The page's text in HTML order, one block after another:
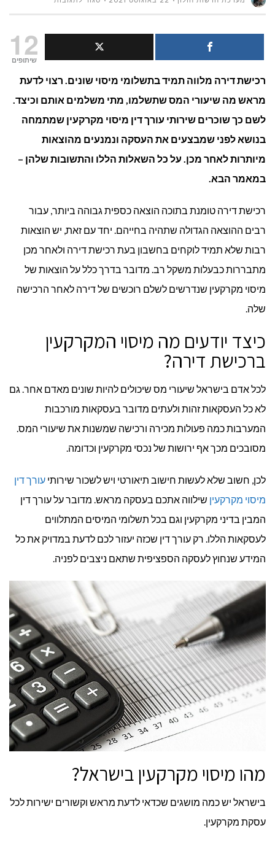
המיסים
המוטלים
12
שיתופים
רכישת דירה מלווה תמיד בתשלומי מיסוי שונים. רצוי לדעת
מראש מה שיעורי המס שתשלמו, מתי משלמים אותם וכיצד.
לשם כך שוכרים שירותי עורך דין מיסוי מקרקעין שמתמחה
בנושא לפני שמבצעים את העסקה ונמנעים מהוצאות
מיותרות לאחר מכן. על כל השאלות הללו והתשובות שלהן –
במאמר הבא.
רכישת דירה טומנת בתוכה הוצאה כספית גבוהה ביותר, עבור
רבים ההוצאה הגדולה שתהיה בחייהם. יחד עם זאת, יש הוצאות
רבות שלא תמיד לוקחים בחשבון בעת רכישת דירה ולאחר מכן
מתבררות כבעלות משקל רב. מדובר בדרך כלל על הוצאות של
מיסוי מקרקעין שנדרשים לשלם רוכשים של דירה לאחר הרכישה
שלה.
כיצד יודעים מה מיסוי המקרקעין
ברכישת דירה?
לכל אדם בישראל שיעורי מס שיכולים להיות שונים מאדם אחר. גם
לא כל העסקאות זהות ולעתים מדובר בעסקאות מורכבות
המערבות כמה פעולות מכירה ורכישה שמשנות את שיעורי המס.
מסובכים מכך אף ירושות של נכסי מקרקעין וכדומה.
לכן, חשוב שלא לעשות חישוב תיאורטי ויש לשכור שירותי עורך דין
מיסוי מקרקעין שילווה אתכם בעסקה מראש. מדובר על עורך דין
המבין בדיני מקרקעין וגם בכל תשלומי המיסים המתלווים
לעסקאות הללו. רק עורך דין שכזה יעזור לכם לדעת במדויק את כל
המידע שנחוץ לעסקה הספציפית שתאם ניצבים לפניה.
מהו מיסוי מקרקעין בישראל?
בישראל יש כמה מושגים שכדאי לדעת מראש וקשורים ישירות לכל
עסקת מקרקעין.